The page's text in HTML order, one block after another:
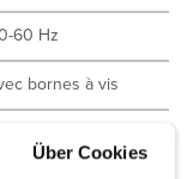
Über Cookies
60 Hz
bornes à vis